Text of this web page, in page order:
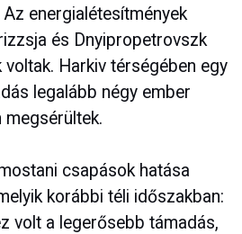
energialétesítmények
és Dnyipropetrovszk
Harkiv térségében egy
legalább négy ember
megsérültek.
csapások hatása
korábbi téli időszakban:
volt a legerősebb támadás,